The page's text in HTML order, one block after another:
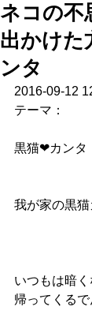
ネコの
出かけた
ンタ
2016-09-12
テーマ：
黒猫❤︎カンタ
我が家の黒
いつもは暗
帰ってくるで